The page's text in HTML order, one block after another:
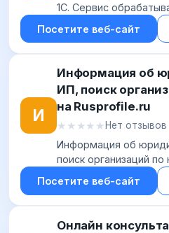
1С. Сервис
сканы, чеки, Excel-
считывает текст с
Посетите веб-сайт
И
Информация об
ИП, поиск
на Rusprofile.ru
★★★★★
★★★★★ Нет отзывов
Информация об
поиск организаций
Посетите веб-сайт
Онлайн